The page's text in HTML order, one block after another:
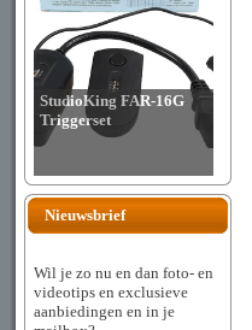
StudioKing FAR-16G
Triggerset
Nieuwsbrief
Wil je zo nu en dan foto- en
videotips en exclusieve
aanbiedingen en in je